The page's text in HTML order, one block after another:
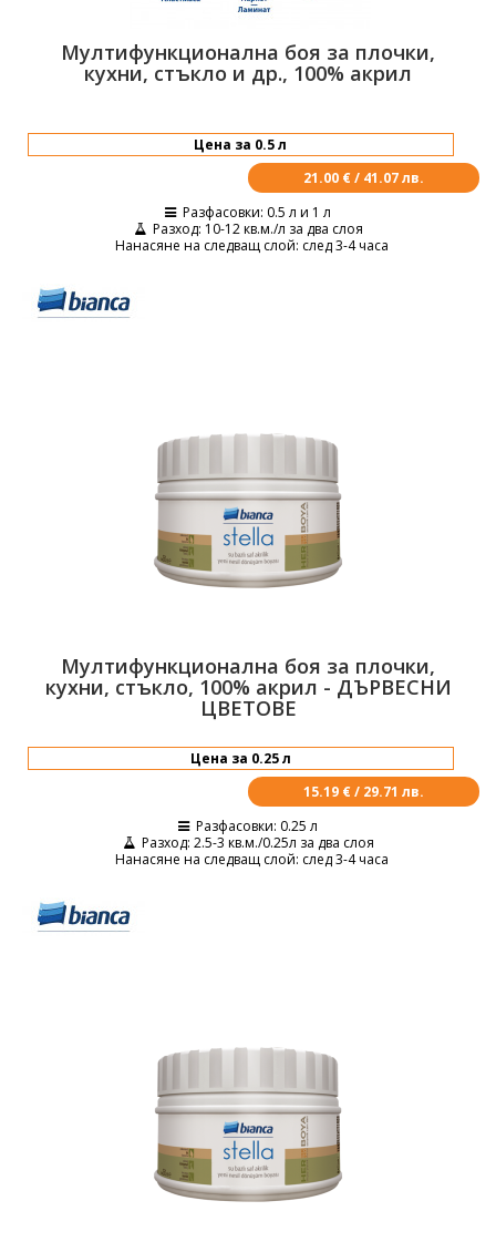
Мултифункционална боя за плочки,
кухни, стъкло и др., 100% акрил
21.00 € / 41.07 лв.
Разфасовки: 0.5 л и 1 л
Разход: 10-12 кв.м./л за два слоя
Нанасяне на следващ слой: след 3-4 часа
Мултифункционална боя за плочки,
кухни, стъкло, 100% акрил - ДЪРВЕСНИ
ЦВЕТОВЕ
15.19 € / 29.71 лв.
Разфасовки: 0.25 л
Разход: 2.5-3 кв.м./0.25л за два слоя
Нанасяне на следващ слой: след 3-4 часа